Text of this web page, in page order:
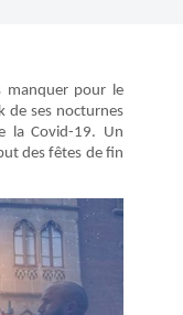
manquer pour le
de ses nocturnes
la Covid-19. Un
des fêtes de fin